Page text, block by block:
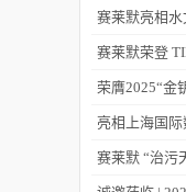
环会
都江堰：从
到现代水文监
赛莱默亮相
备展 | 以数字
技术赋能水文
赛莱默荣登
2026 全球百
业榜单
荣膺2025“金
决方案”！赛
水教育行动，
亮相上海国
展！赛莱默助
赛莱默 “治污